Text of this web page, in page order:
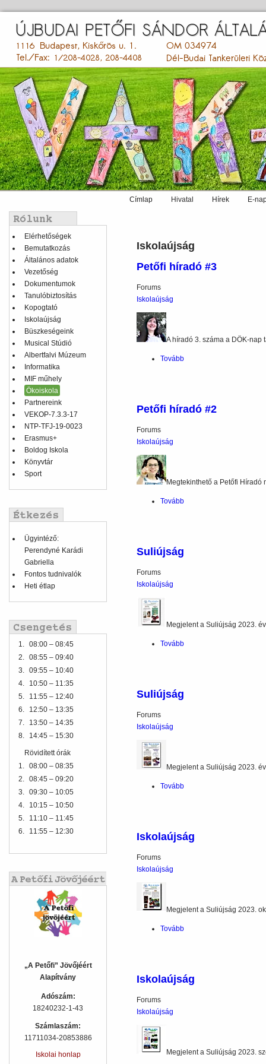
tartalomra
menu
Címlap Hivatal Hírek E-
Balmenü
Elérhetőségek
Bemutatkozás
Általános adatok
Vezetőség
Dokumentumok
Tanulóbiztosítás
Kopogtató
Iskolaújság
Büszkeségeink
Musical Stúdió
Albertfalvi Múzeum
Informatika
MIF műhely
Ökoiskola
Partnereink
VEKOP-7.3.3-17
NTP-TFJ-19-0023
Erasmus+
Boldog Iskola
Könyvtár
Sport
Ügyintéző:
Perendyné Karádi
Gabriella
Fontos tudnivalók
Heti étlap
1. 08:00 – 08:45
2. 08:55 – 09:40
3. 09:55 – 10:40
4.
10:50 – 11:35
5.
11:55 – 12:40
6.
12:50 – 13:35
7.
13:50 – 14:35
8.
14:45 – 15:30
Rövidített órák
1. 08:00 – 08:35
2. 08:45 – 09:20
3. 09:30 – 10:05
4.
10:15 – 10:50
5.
11:10 – 11:45
6.
11:55 – 12:30
„A Petőfi” Jövőjéért
Alapítvány
Adószám:
18240232-1-43
Számlaszám:
11711034-20853886
Iskolai honlap
Iskolaújság
Petőfi híradó #3
Forums
Iskolaújság
A híradó 3. száma a DÖK-nap
Tovább
Petőfi híradó #2
Forums
Iskolaújság
Megtekinthető a Petőfi Híradó
Tovább
Suliújság
Forums
Iskolaújság
Megjelent a Suliújság 2023.
Tovább
Suliújság
Forums
Iskolaújság
Megjelent a Suliújság 2023.
Tovább
Iskolaújság
Forums
Iskolaújság
Megjelent a Suliújság 2023.
Tovább
Iskolaújság
Forums
Iskolaújság
Megjelent a Suliújság 2023.